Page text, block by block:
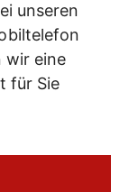
unseren
wir eine
für Sie